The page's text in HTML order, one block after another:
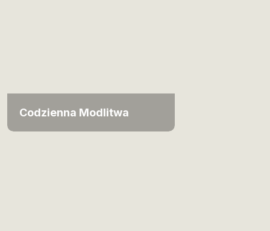
Codzienna Modlitwa